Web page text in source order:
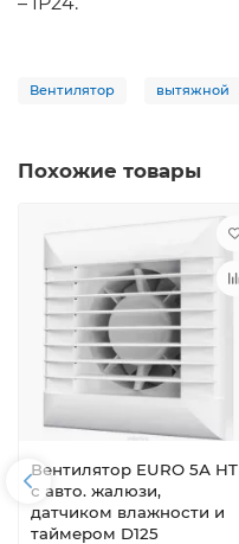
Вентилятор вытяжной
Похожие товары
Вентилятор EURO 5А HT
с авто. жалюзи,
датчиком влажности и
таймером D125